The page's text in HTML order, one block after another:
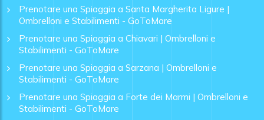
Prenotare una Spiaggia a Santa Margherita Ligure |
Ombrelloni e Stabilimenti - GoToMare
Prenotare una Spiaggia a Chiavari | Ombrelloni e
Stabilimenti - GoToMare
Prenotare una Spiaggia a Sarzana | Ombrelloni e
Stabilimenti - GoToMare
Prenotare una Spiaggia a Forte dei Marmi | Ombrelloni e
Stabilimenti - GoToMare